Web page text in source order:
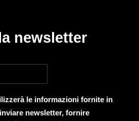
newsletter
le informazioni fornite in
newsletter, fornire